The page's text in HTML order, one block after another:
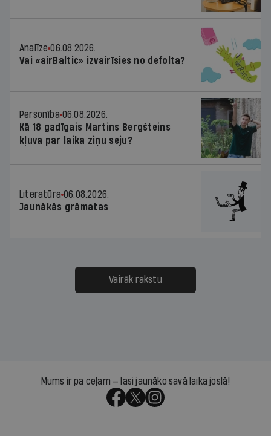
Analīze 06.08.2026.
Vai «airBaltic» izvairīsies no defolta?
Personība 06.08.2026.
Kā 18 gadīgais Martins Bergšteins
kļuva par laika ziņu seju?
Literatūra 06.08.2026.
Jaunākās grāmatas
Vairāk rakstu
Mums ir pa ceļam — lasi jaunāko savā laika joslā!